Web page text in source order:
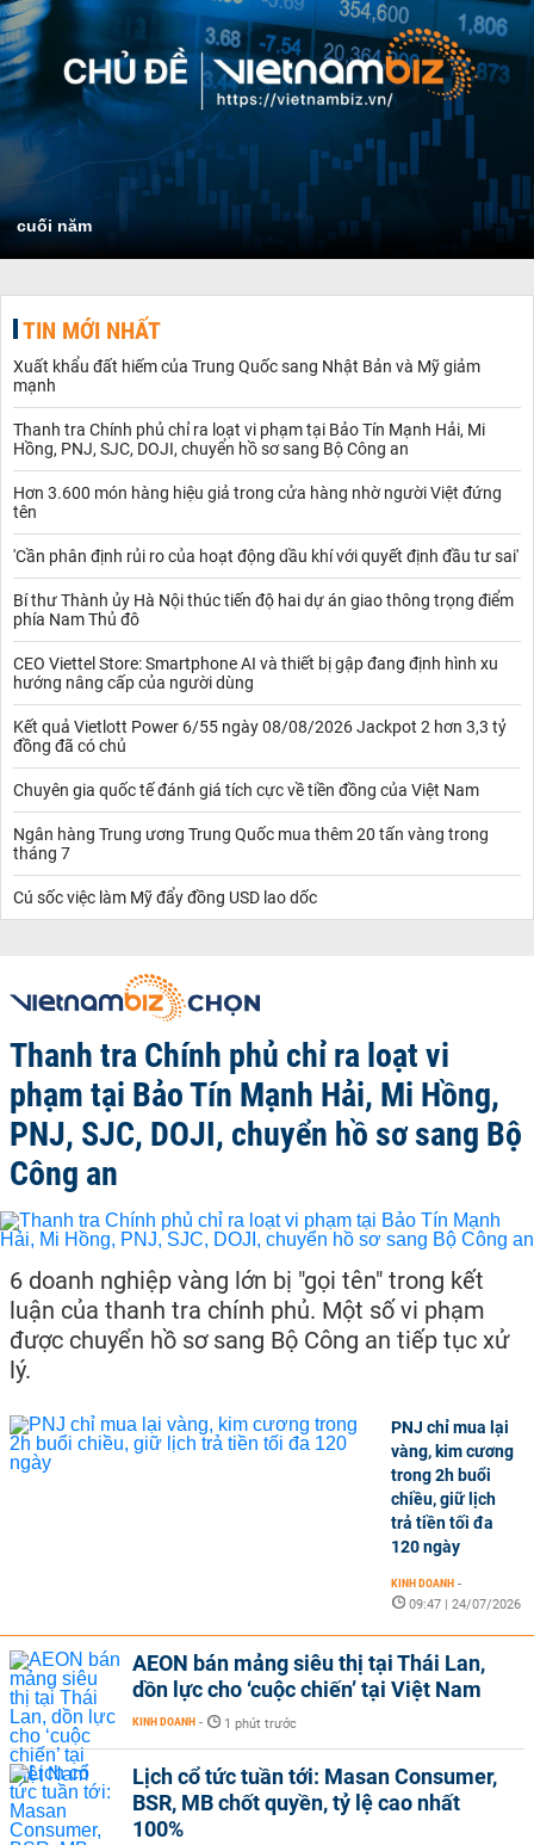
cuối năm
TIN MỚI NHẤT
Xuất khẩu đất hiếm của Trung Quốc sang Nhật Bản và Mỹ giảm
mạnh
Thanh tra Chính phủ chỉ ra loạt vi phạm tại Bảo Tín Mạnh Hải, Mi
Hồng, PNJ, SJC, DOJI, chuyển hồ sơ sang Bộ Công an
Hơn 3.600 món hàng hiệu giả trong cửa hàng nhờ người Việt đứng
tên
'Cần phân định rủi ro của hoạt động dầu khí với quyết định đầu tư sai'
Bí thư Thành ủy Hà Nội thúc tiến độ hai dự án giao thông trọng điểm
phía Nam Thủ đô
CEO Viettel Store: Smartphone AI và thiết bị gập đang định hình xu
hướng nâng cấp của người dùng
Kết quả Vietlott Power 6/55 ngày 08/08/2026 Jackpot 2 hơn 3,3 tỷ
đồng đã có chủ
Chuyên gia quốc tế đánh giá tích cực về tiền đồng của Việt Nam
Ngân hàng Trung ương Trung Quốc mua thêm 20 tấn vàng trong
tháng 7
Cú sốc việc làm Mỹ đẩy đồng USD lao dốc
Thanh tra Chính phủ chỉ ra loạt vi
phạm tại Bảo Tín Mạnh Hải, Mi Hồng,
PNJ, SJC, DOJI, chuyển hồ sơ sang Bộ
Công an
6 doanh nghiệp vàng lớn bị "gọi tên" trong kết
luận của thanh tra chính phủ. Một số vi phạm
được chuyển hồ sơ sang Bộ Công an tiếp tục xử
lý.
PNJ chỉ mua lại
vàng, kim cương
trong 2h buổi
chiều, giữ lịch
trả tiền tối đa
120 ngày
KINH DOANH -
09:47 | 24/07/2026
AEON bán mảng siêu thị tại Thái Lan,
dồn lực cho ‘cuộc chiến’ tại Việt Nam
KINH DOANH - 1 phút trước
Lịch cổ tức tuần tới: Masan Consumer,
BSR, MB chốt quyền, tỷ lệ cao nhất
100%